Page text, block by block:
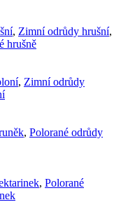
, Zimní odrůdy hrušní,
hrušně
, Zimní odrůdy
, Polorané odrůdy
, Polorané